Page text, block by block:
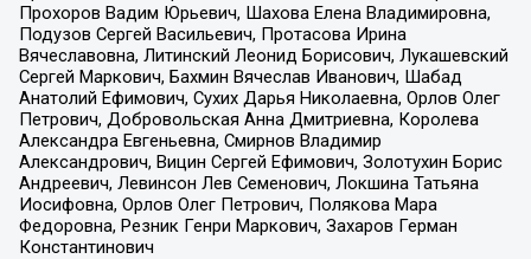
Прохоров Вадим Юрьевич, Шахова Елена Владимировна,
Подузов Сергей Васильевич, Протасова Ирина
Вячеславовна, Литинский Леонид Борисович, Лукашевский
Сергей Маркович, Бахмин Вячеслав Иванович, Шабад
Анатолий Ефимович, Сухих Дарья Николаевна, Орлов Олег
Петрович, Добровольская Анна Дмитриевна, Королева
Александра Евгеньевна, Смирнов Владимир
Александрович, Вицин Сергей Ефимович, Золотухин Борис
Андреевич, Левинсон Лев Семенович, Локшина Татьяна
Иосифовна, Орлов Олег Петрович, Полякова Мара
Федоровна, Резник Генри Маркович, Захаров Герман
Константинович